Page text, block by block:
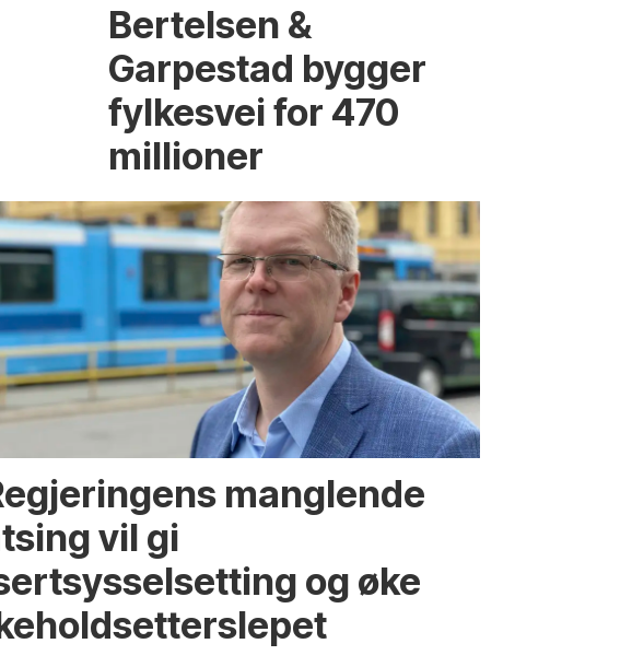
Bertelsen &
Garpestad bygger
fylkesvei for 470
millioner
manglende
vil gi
og øke